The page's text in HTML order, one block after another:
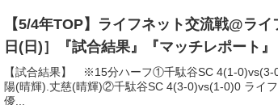
【5/4年TOP】ライフネット交流戦@ラ
日(日)］『試合結果』『マッチレポート』
【試合結果】 ※15分ハーフ①千駄谷SC 4(1-
陽(晴輝).丈慈(晴輝)②千駄谷SC 4(3-0)vs(1-0)0 ライ
優...